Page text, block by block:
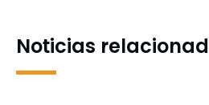
Noticias